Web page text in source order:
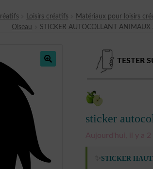
Loisirs créatifs Matériaux pour loisirs
Oiseau
STICKER AUTOCOLLANT ANIMAUX
TESTER
sticker
Aujourd'hui, il y a 2
STICKER